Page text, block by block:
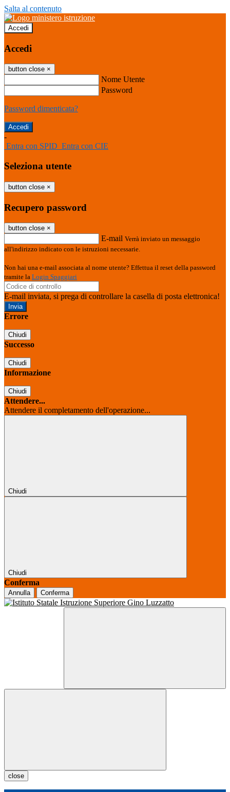
Salta al contenuto
Accedi
Accedi
button close ×
Nome Utente
Password
Password dimenticata?
-
Entra con SPID Entra con CIE
Seleziona utente
button close ×
Recupero password
button close ×
E-mail Verrà inviato un messaggio
all'indirizzo indicato con le istruzioni necessarie.
Non hai una e-mail associata al nome utente? Effettua il reset della password
tramite la Login Spaggiari
E-mail inviata, si prega di controllare la casella di posta elettronica!
Errore
Chiudi
Successo
Chiudi
Informazione
Chiudi
Attendere...
Attendere il completamento dell'operazione...
Chiudi
Chiudi
Conferma
Annulla Conferma
close